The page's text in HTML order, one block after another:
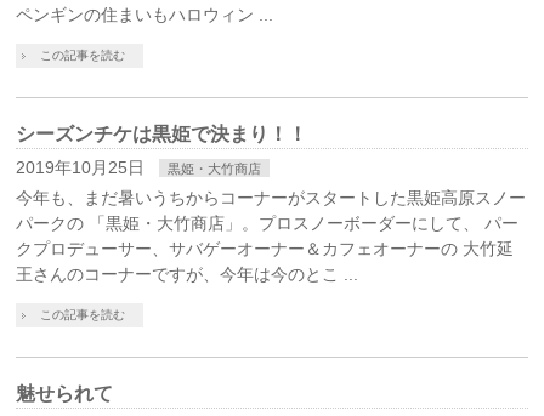
ペンギンの住まいもハロウィン ...
この記事を読む
シーズンチケは黒姫で決まり！！
2019年10月25日 黒姫・大竹商店
今年も、まだ暑いうちからコーナーがスタートした黒姫高原スノー
パークの 「黒姫・大竹商店」。プロスノーボーダーにして、 パー
クプロデューサー、サバゲーオーナー＆カフェオーナーの 大竹延
王さんのコーナーですが、今年は今のとこ ...
この記事を読む
魅せられて